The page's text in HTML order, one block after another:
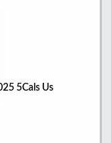
5Cals Us